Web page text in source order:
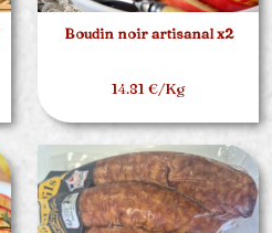
Boudin noir artisanal x2
14.81 €/Kg